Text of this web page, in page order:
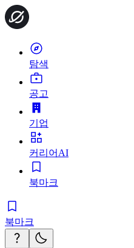
탐색
공고
기업
커리어AI
북마크
북마크